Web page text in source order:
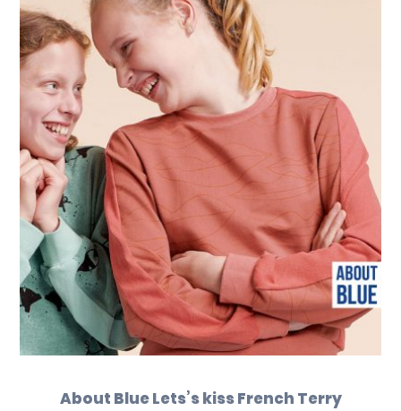
About Blue Lets’s kiss French Terry